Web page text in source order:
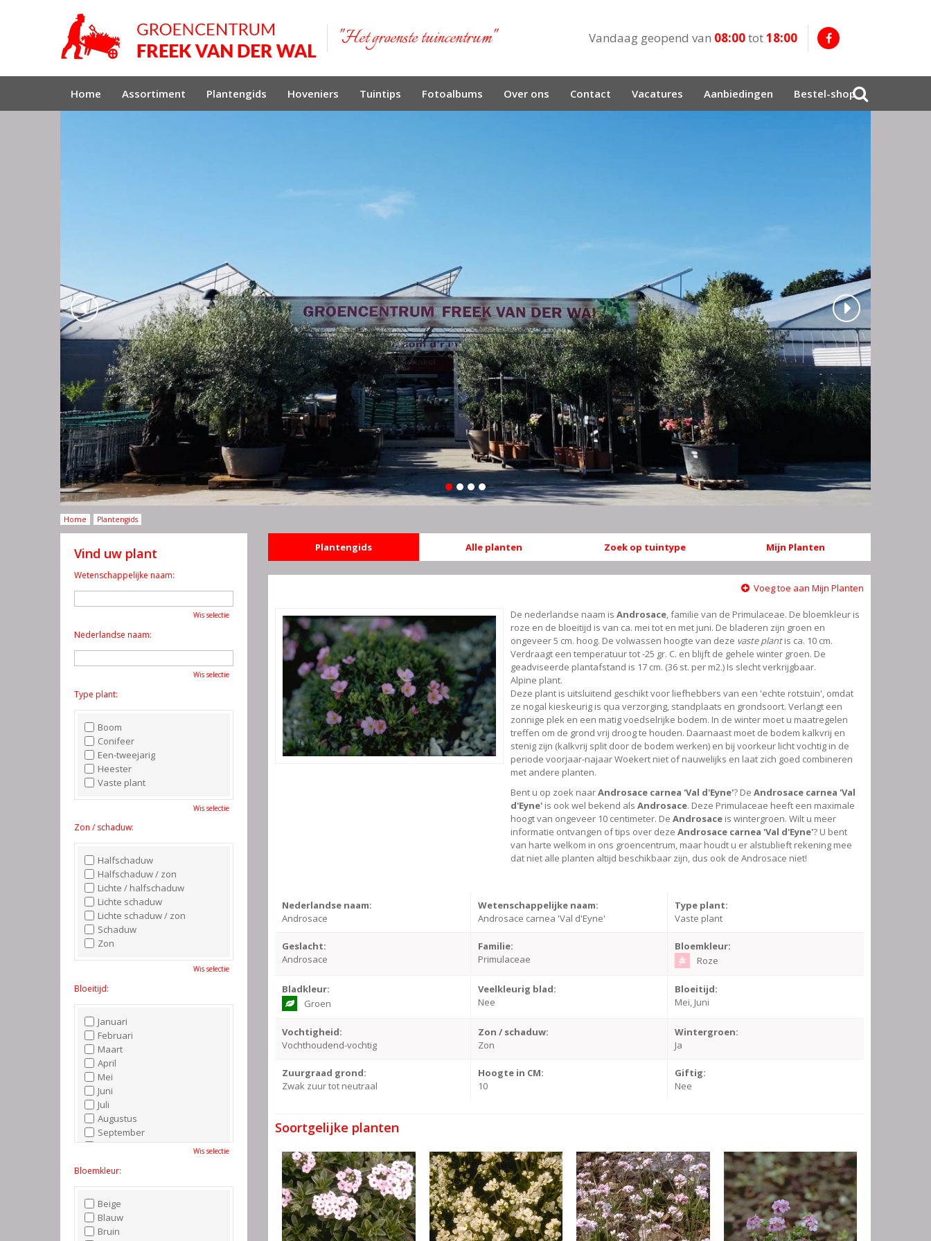
Home Plantengids
"Het groenste tuincentrum" Vandaag geopend van 08:00tot18:00
Home Assortiment Plantengids Hoveniers Tuintips Fotoalbums Over ons Contact Vacatures Aanbiedingen Bestel-shop
Plantengids Alle planten Zoek op tuintype Mijn Planten
Voeg toe aan Mijn Planten
De nederlandse naam is Androsace, familie van de Primulaceae. De bloemkleur is
roze en de bloeitijd is van ca. mei tot en met juni. De bladeren zijn groen en
ongeveer 5 cm. hoog. De volwassen hoogte van deze vaste plantis ca. 10 cm.
Verdraagt een temperatuur tot -25 gr. C. en blijft de gehele winter groen. De
geadviseerde plantafstand is 17 cm. (36 st. per m2.) Is slecht verkrijgbaar.
Alpine plant.
Deze plant is uitsluitend geschikt voor liefhebbers van een 'echte rotstuin', omdat
ze nogal kieskeurig is qua verzorging, standplaats en grondsoort. Verlangt een
zonnige plek en een matig voedselrijke bodem. In de winter moet u maatregelen
treffen om de grond vrij droog te houden. Daarnaast moet de bodem kalkvrij en
stenig zijn (kalkvrij split door de bodem werken) en bij voorkeur licht vochtig in de
periode voorjaar-najaar Woekert niet of nauwelijks en laat zich goed combineren
met andere planten.
Bent u op zoek naarAndrosace carnea 'Val d'Eyne'? De Androsace carnea 'Val
d'Eyne' is ook wel bekend als Androsace. Deze Primulaceae heeft een maximale
hoogt van ongeveer 10 centimeter. De Androsace is wintergroen. Wilt u meer
informatie ontvangen of tips over deze Androsace carnea 'Val d'Eyne'? U bent
van harte welkom in ons groencentrum, maar houdt u er alstublieft rekening mee
dat niet alle planten altijd beschikbaar zijn, dus ook de Androsace niet!
Nederlandse naam:
Androsace
Wetenschappelijke naam:
Androsace carnea 'Val d'Eyne'
Type plant:
Vaste plant
Geslacht:
Androsace
Familie:
Primulaceae
Bloemkleur:
Roze
Bladkleur:
Groen
Veelkleurig blad:
Nee
Bloeitijd:
Mei, Juni
Vochtigheid:
Vochthoudend-vochtig
Zon / schaduw:
Zon
Wintergroen:
Ja
Zuurgraad grond:
Zwak zuur tot neutraal
Hoogte in CM:
10
Giftig:
Nee
Soortgelijke planten
Vind uw plant
Wetenschappelijke naam:
Wis selectie
Nederlandse naam:
Wis selectie
Type plant:
Boom
Conifeer
Een-tweejarig
Heester
Vaste plant
Wis selectie
Zon / schaduw:
Halfschaduw
Halfschaduw / zon
Lichte / halfschaduw
Lichte schaduw
Lichte schaduw / zon
Schaduw
Zon
Wis selectie
Bloeitijd:
Januari
Februari
Maart
April
Mei
Juni
Juli
Augustus
September
Oktober
December
Wis selectie
Bloemkleur:
Beige
Blauw
Bruin